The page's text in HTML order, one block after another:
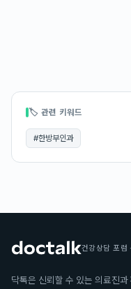
🏷 관련 키워드
#한방부인과
건강상담 포럼
닥톡은 신뢰할 수 있는 의료진